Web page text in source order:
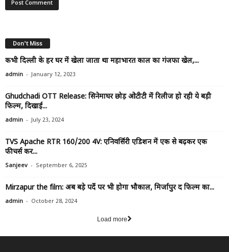
Don't Miss
कभी दिल्ली के हर घर में खेला जाता था महाभारत काल का गंजफा खेल,...
admin - January 12, 2023
Ghudchadi OTT Release: सिनेमाघर छोड़ ओटीटी में रिलीज हो रही ये बड़ी
फिल्म, दिखाई...
admin - July 23, 2024
TVS Apache RTR 160/200 4V: एनिवर्सिरी एडिशन में एक से बढ़कर एक
फीचर्स कर...
Sanjeev - September 6, 2025
Mirzapur the film: अब बड़े पर्दे पर भी होगा भौकाल, मिर्जापुर द फिल्म का...
admin - October 28, 2024
Load more